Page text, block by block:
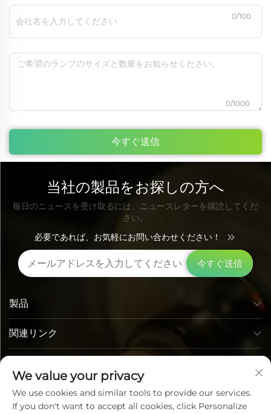
0/100
0/1000
今すぐ送信
当社の製品をお探しの方へ
毎日のニュースを受け取るには、ニュースレターを購読してくだ
さい。
必要であれば、お気軽にお問い合わせください！
今すぐ送信
関連リンク
製品
We value your privacy
We use cookies and similar tools to provide our services.
If you don't want to accept all cookies, click Personalize